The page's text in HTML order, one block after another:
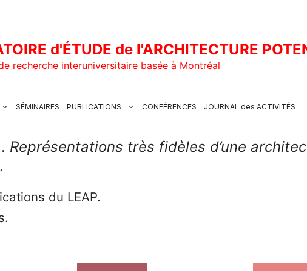
d'ÉTUDE de l'ARCHITECTURE
recherche interuniversitaire basée à Montréal
SÉMINAIRES PUBLICATIONS CONFÉRENCES JOURNAL des ACTIVITÉS
Représentations très fidèles d’une
du LEAP.